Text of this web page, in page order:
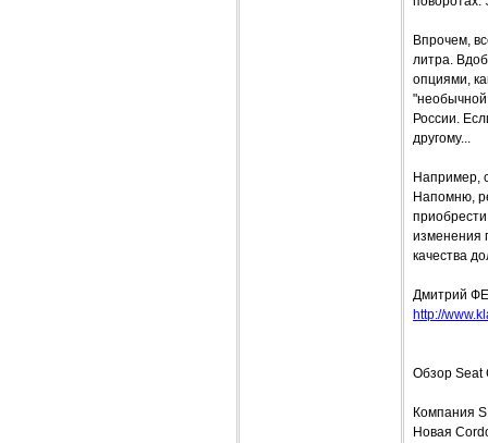
Впрочем,
литра.
опциями,
России.
другому...
Например,
Напомню,
изменения
качества
Дмитрий
http://
Обзор Seat
Компания
Новая